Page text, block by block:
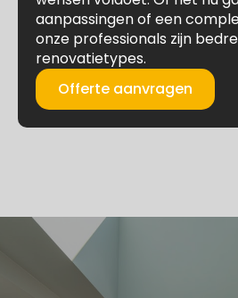
aanpassingen of een
onze professionals zijn
renovatietypes.
Offerte aanvragen